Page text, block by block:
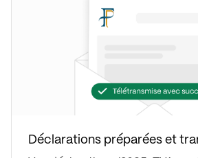
Déclarations préparées et